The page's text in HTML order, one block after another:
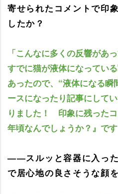
寄せられたコメントで印
したか？
「こんなに多くの反響があ
すでに猫が液体になってい
あったので、“液体になる瞬
ースになったり記事にして
りました！ 印象に残った
年頃なんでしょうか？』です
――スルッと容器に入っ
で居心地の良さそうな顔